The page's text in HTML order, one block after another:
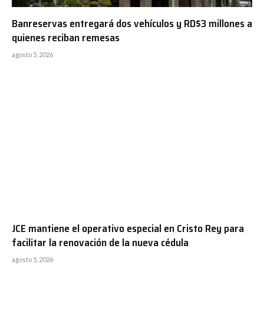
Banreservas entregará dos vehículos y RD$3 millones a
quienes reciban remesas
agosto 5, 2026
JCE mantiene el operativo especial en Cristo Rey para
facilitar la renovación de la nueva cédula
agosto 5, 2026